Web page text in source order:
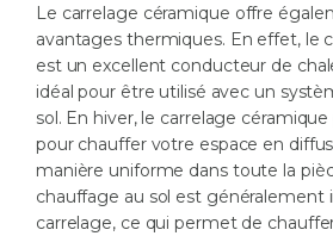
Le carrelage céramique offre
avantages thermiques. En effet, le
est un excellent conducteur de
idéal pour être utilisé avec un
sol. En hiver, le carrelage
pour chauffer votre espace en
manière uniforme dans toute la
chauffage au sol est généralement
carrelage, ce qui permet de